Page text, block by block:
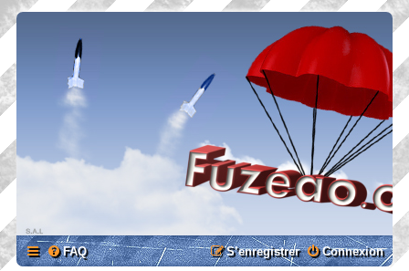
FAQ Connexion
S’enregistrer